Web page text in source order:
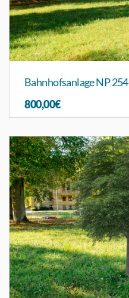
Bahnhofsanlage NP 254
800,00€